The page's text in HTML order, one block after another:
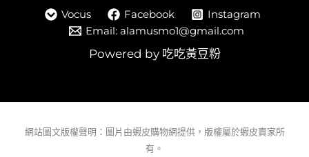
Vocus Facebook
Instagram
Email: alamusmo1@gmail.com
Powered by 吃吃黃豆粉
網站圖文版權聲明：圖片由蝦皮購物網提供，版權屬於蝦皮賣家所
有。